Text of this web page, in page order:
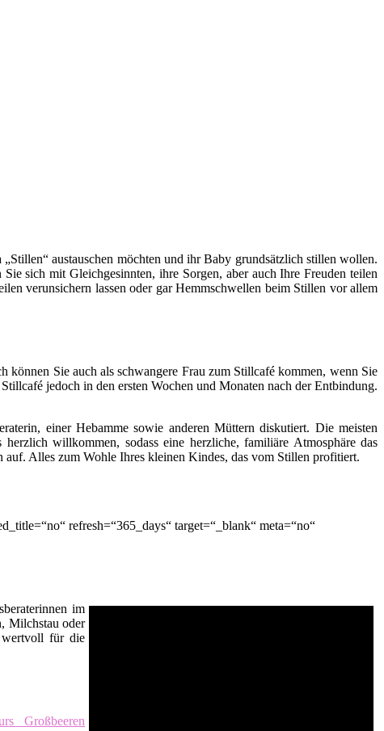
austauschen möchten und ihr Baby grundsätzlich stillen wollen.
sich mit Gleichgesinnten, ihre Sorgen, aber auch Ihre Freuden teilen
verunsichern lassen oder gar Hemmschwellen beim Stillen vor allem
Sie auch als schwangere Frau zum Stillcafé kommen, wenn Sie
jedoch in den ersten Wochen und Monaten nach der Entbindung.
einer Hebamme sowie anderen Müttern diskutiert. Die meisten
willkommen, sodass eine herzliche, familiäre Atmosphäre das
auf. Alles zum Wohle Ihres kleinen Kindes, das vom Stillen profitiert.
refresh=“365_days“ target=“_blank“ meta=“no“
im
Milchstau oder
wertvoll für die
Großbeeren